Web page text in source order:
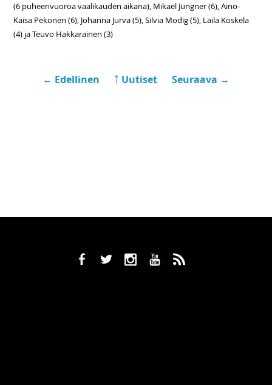
(6 puheenvuoroa vaalikauden aikana), Mikael Jungner (6), Aino-
Kaisa Pekonen (6), Johanna Jurva (5), Silvia Modig (5), Laila Koskela
(4) ja Teuvo Hakkarainen (3)
← Edellinen ￪ Uutiset Seuraava →
b a x r ,